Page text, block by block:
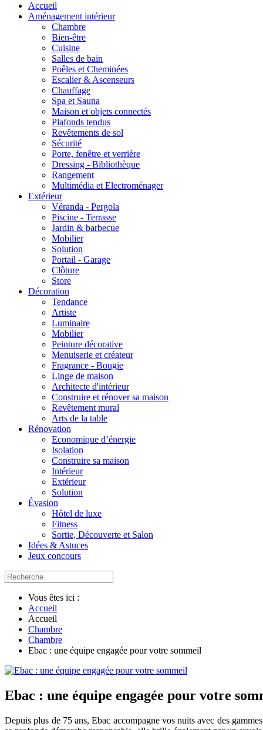
Accueil
Aménagement intérieur
Chambre
Bien-être
Cuisine
Salles de bain
Poêles et Cheminées
Escalier & Ascenseurs
Chauffage
Spa et Sauna
Maison et objets connectés
Plafonds tendus
Revêtements de sol
Sécurité
Porte, fenêtre et verrière
Dressing - Bibliothèque
Rangement
Multimédia et Electroménager
Extérieur
Véranda - Pergola
Piscine - Terrasse
Jardin & barbecue
Mobilier
Solution
Portail - Garage
Clôture
Store
Décoration
Tendance
Artiste
Luminaire
Mobilier
Peinture décorative
Menuiserie et créateur
Fragrance - Bougie
Linge de maison
Architecte d'intérieur
Construire et rénover sa maison
Revêtement mural
Arts de la table
Rénovation
Economique d’énergie
Isolation
Construire sa maison
Intérieur
Extérieur
Solution
Évasion
Hôtel de luxe
Fitness
Sortie, Découverte et Salon
Idées & Astuces
Jeux concours
Vous êtes ici :
Accueil
Accueil
Chambre
Chambre
Ebac : une équipe engagée pour votre sommeil
Ebac : une équipe engagée pour votre
Depuis plus de 75 ans, Ebac accompagne vos nuits avec des